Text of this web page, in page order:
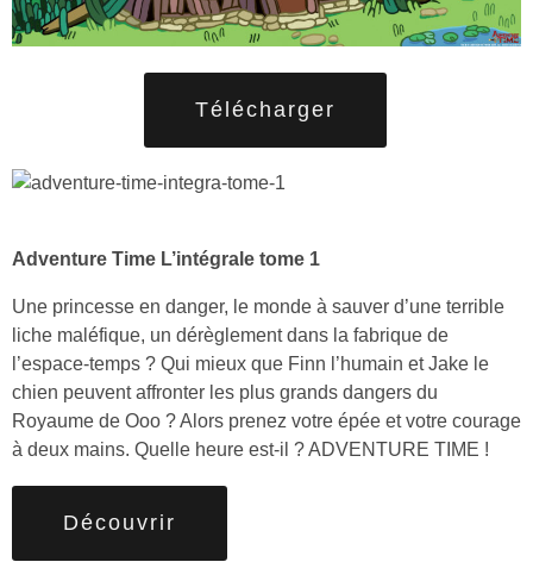
Télécharger
Adventure Time L’intégrale tome 1
Une princesse en danger, le monde à sauver d’une terrible
liche maléfique, un dérèglement dans la fabrique de
l’espace-temps ? Qui mieux que Finn l’humain et Jake le
chien peuvent affronter les plus grands dangers du
Royaume de Ooo ? Alors prenez votre épée et votre courage
à deux mains. Quelle heure est-il ? ADVENTURE TIME !
Découvrir